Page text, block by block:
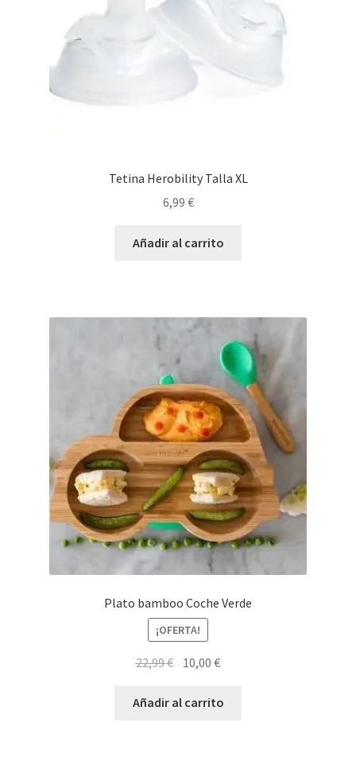
Tetina Herobility Talla XL
6,99 €
Añadir al carrito
Plato bamboo Coche Verde
¡OFERTA!
22,99€ El
original
10,00€El
actual
Añadir al carrito